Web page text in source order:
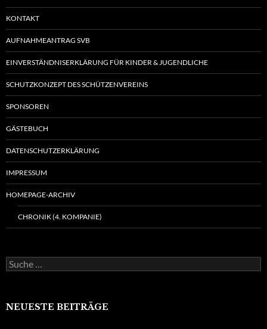
KONTAKT
AUFNAHMEANTRAG SVB
EINVERSTÄNDNISERKLÄRUNG FÜR KINDER & JUGENDLICHE
SCHUTZKONZEPT DES SCHÜTZENVEREINS
SPONSOREN
GÄSTEBUCH
DATENSCHUTZERKLÄRUNG
IMPRESSUM
HOMEPAGE-ARCHIV
CHRONIK (4. KOMPANIE)
Suche
nach:
NEUESTE BEITRÄGE